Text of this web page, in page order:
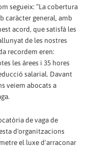
segueix: ”La cobertura
caràcter general, amb
acord, que satisfà les
de les nostres
recordem eren:
les àrees i 35 hores
salarial. Davant
veiem abocats a
de vaga de
d'organitzacions
el luxe d'arraconar